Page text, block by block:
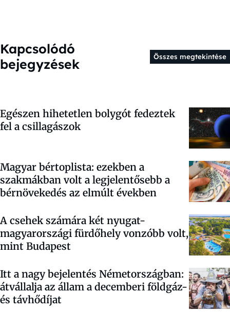
Kapcsolódó
bejegyzések
Összes megtekintése
Egészen hihetetlen bolygót fedeztek
fel a csillagászok
Magyar bértoplista: ezekben a
szakmákban volt a legjelentősebb a
bérnövekedés az elmúlt években
A csehek számára két nyugat-
magyarországi fürdőhely vonzóbb volt,
mint Budapest
Itt a nagy bejelentés Németországban:
átvállalja az állam a decemberi földgáz-
és távhődíjat